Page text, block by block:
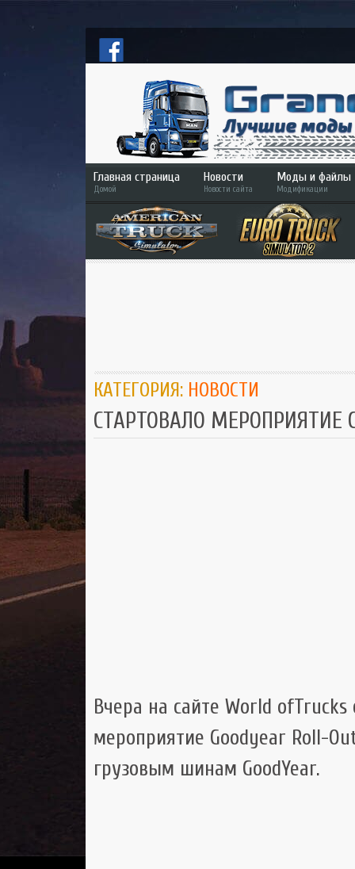
Главная страница
Домой
Новости
Новости сайта
Моды и файлы
Модификации
ETS 2
ATS
КАТЕГОРИЯ: НОВОСТИ
СТАРТОВАЛО МЕРОПРИЯТИЕ
Вчера на сайте World ofTrucks
мероприятие Goodyear Roll-
грузовым шинам GoodYear.